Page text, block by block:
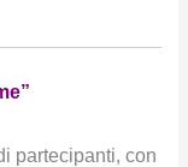
partecipanti, con